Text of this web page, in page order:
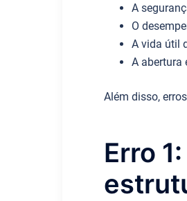
A
O
A vida útil
A abertura
Além disso,
Erro